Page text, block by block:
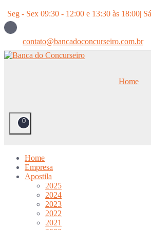
para
o
conteúdo
Seg - Sex 09:30 - 12:00 e 13:30 às 18:00|
contato@bancadoconcurseiro.com.br
Home
0
Home
Empresa
Apostila
2025
2024
2023
2022
2021